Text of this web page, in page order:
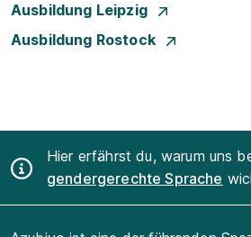
Ausbildung Leipzig
Ausbildung Rostock
Hier erfährst du, warum uns
gendergerechte Sprache